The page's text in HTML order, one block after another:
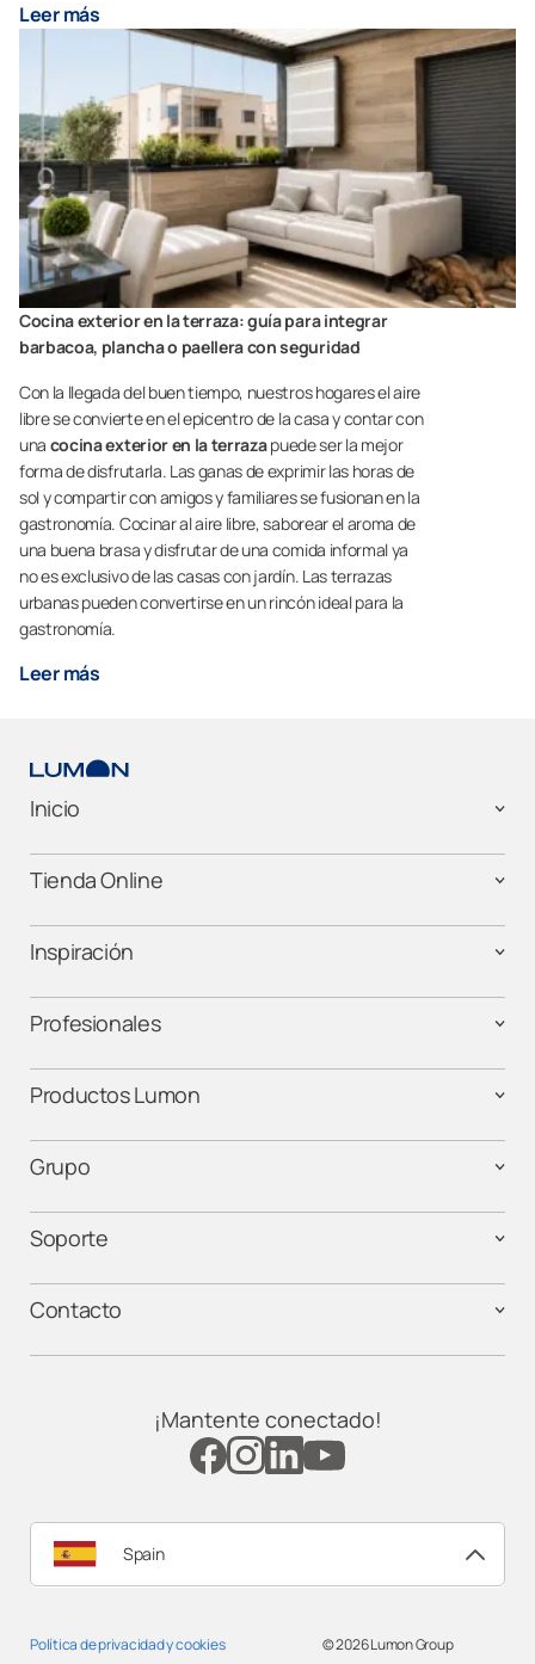
Leer más
Cocina exterior en la terraza: guía para integrar
barbacoa, plancha o paellera con seguridad
Con la llegada del buen tiempo, nuestros hogares el aire
libre se convierte en el epicentro de la casa y contar con
una cocina exterior en la terrazapuede ser la mejor
forma de disfrutarla. Las ganas de exprimir las horas de
sol y compartir con amigos y familiares se fusionan en la
gastronomía. Cocinar al aire libre, saborear el aroma de
una buena brasa y disfrutar de una comida informal ya
no es exclusivo de las casas con jardín. Las terrazas
urbanas pueden convertirse en un rincón ideal para la
gastronomía.
Leer más
Inicio
Tienda Online
Inspiración
Profesionales
Productos Lumon
Grupo
Soporte
Contacto
¡Mantente conectado!
Spain
Política de privacidad y cookies
© 2026Lumon Group